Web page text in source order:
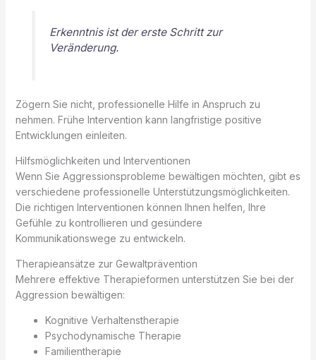
Erkenntnis ist der erste Schritt zur
Veränderung.
Zögern Sie nicht, professionelle Hilfe in Anspruch zu
nehmen. Frühe Intervention kann langfristige positive
Entwicklungen einleiten.
Hilfsmöglichkeiten und Interventionen
Wenn Sie Aggressionsprobleme bewältigen möchten, gibt es
verschiedene professionelle Unterstützungsmöglichkeiten.
Die richtigen Interventionen können Ihnen helfen, Ihre
Gefühle zu kontrollieren und gesündere
Kommunikationswege zu entwickeln.
Therapieansätze zur Gewaltprävention
Mehrere effektive Therapieformen unterstützen Sie bei der
Aggression bewältigen:
Kognitive Verhaltenstherapie
Psychodynamische Therapie
Familientherapie